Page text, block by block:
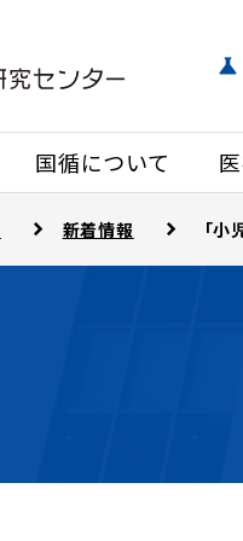
国循について
新着情報 「